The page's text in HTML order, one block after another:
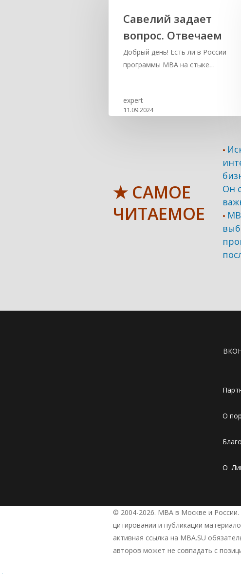
Савелий задает
вопрос. Отвечаем
Добрый день! Есть ли в России
программы MBA на стыке…
expert
11.09.2024
★ САМОЕ
ЧИТАЕМОЕ
•
Он
•
О
О
© 2004-2026. МВА в Москве и России.
цитировании и публикации
активная ссылка на MBA.SU
авторов может не совпадать с